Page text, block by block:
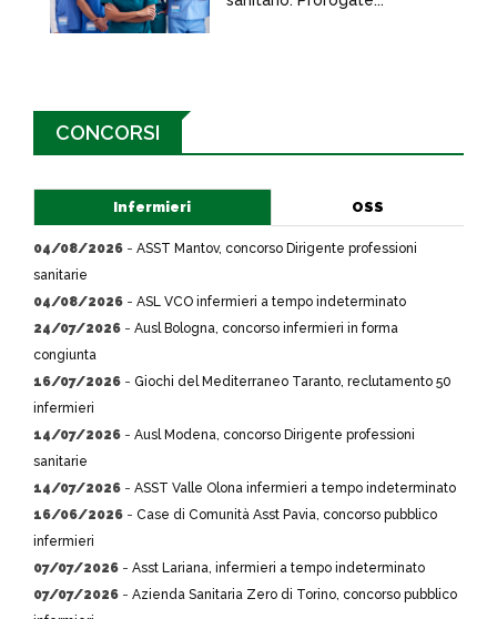
CONCORSI
Infermieri OSS
04/08/2026 - ASST Mantov, concorso Dirigente professioni
sanitarie
04/08/2026 - ASL VCO infermieri a tempo indeterminato
24/07/2026 - Ausl Bologna, concorso infermieri in forma
congiunta
16/07/2026 - Giochi del Mediterraneo Taranto, reclutamento 50
infermieri
14/07/2026 - Ausl Modena, concorso Dirigente professioni
sanitarie
14/07/2026 - ASST Valle Olona infermieri a tempo indeterminato
16/06/2026 - Case di Comunità Asst Pavia, concorso pubblico
infermieri
07/07/2026 - Asst Lariana, infermieri a tempo indeterminato
07/07/2026 - Azienda Sanitaria Zero di Torino, concorso pubblico